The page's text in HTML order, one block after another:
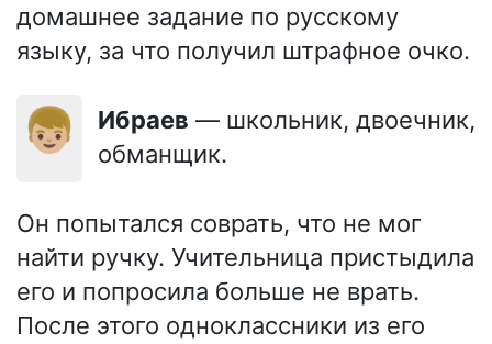
домашнее задание по русскому
языку, за что получил штрафное очко.
👦🏼 Ибраев — школьник, двоечник,
обманщик.
Он попытался соврать, что не мог
найти ручку. Учительница пристыдила
его и попросила больше не врать.
После этого одноклассники из его